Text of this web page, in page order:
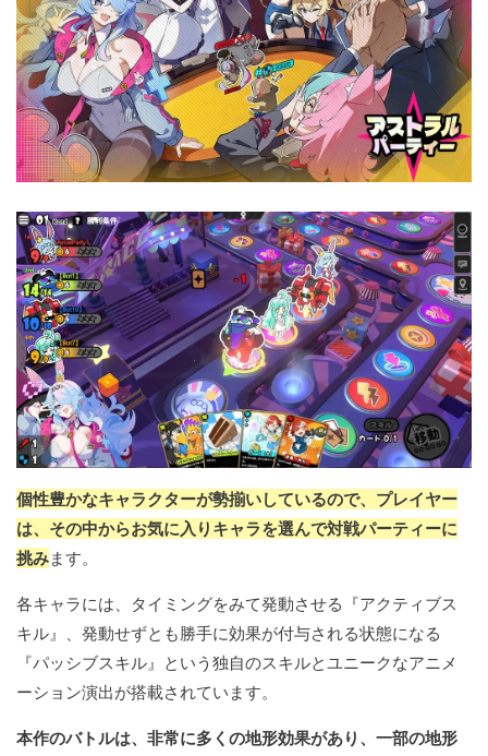
個性豊かなキャラクターが勢揃いしているので、プレイヤー
は、その中からお気に入りキャラを選んで対戦パーティーに
挑みます。
各キャラには、タイミングをみて発動させる『アクティブス
キル』、発動せずとも勝手に効果が付与される状態になる
『パッシブスキル』という独自のスキルとユニークなアニメ
ーション演出が搭載されています。
本作のバトルは、非常に多くの地形効果があり、一部の地形